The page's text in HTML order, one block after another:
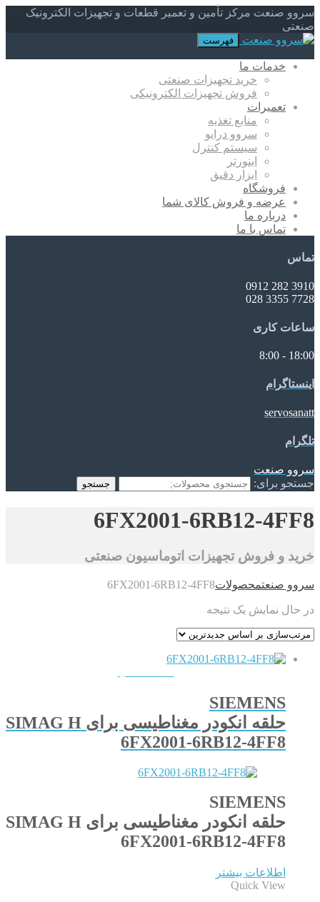
سروو صنعت مرکز تأمین و تعمیر قطعات و تجهیزات الکترونیک
صنعتی
فهرست
خدمات ما
خرید تجهیزات صنعتی
فروش تجهیزات الکترونیکی
تعمیرات
منابع تغذیه
سروو درایو
سیستم کنترل
اینورتر
ابزار دقیق
فروشگاه
عرضه و فروش کالای شما
درباره ما
تماس با ما
تماس
3910 282 0912
7728 3355 028
ساعات کاری
18:00 - 8:00
اینستاگرام
servosanatt
تلگرام
سروو صنعت
جستجو برای:
جستجو
6FX2001-6RB12-4FF8
خرید و فروش تجهیزات اتوماسیون صنعتی
سروو صنعتمحصولات6FX2001-6RB12-4FF8
در حال نمایش یک نتیجه
SIEMENS
حلقه انکودر مغناطیسی برای SIMAG H
6FX2001-6RB12-4FF8
SIEMENS
حلقه انکودر مغناطیسی برای SIMAG H
6FX2001-6RB12-4FF8
اطلاعات بیشتر
Quick View